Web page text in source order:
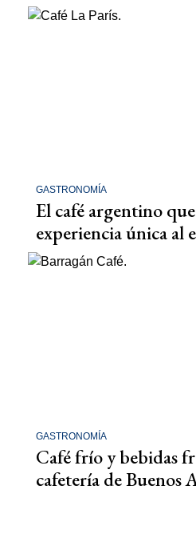
GASTRONOMÍA
El café argentino
experiencia única al
GASTRONOMÍA
Café frío y bebidas
cafetería de Buenos